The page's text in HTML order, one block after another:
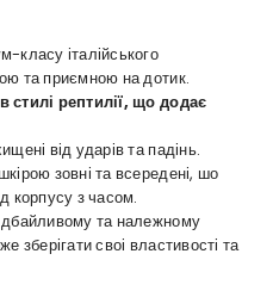
класу італійського
та приємною на дотик.
стилі рептилії, що додає
від ударів та падінь.
зовні та всередені, шо
корпусу з часом.
та належному
зберігати своі властивості та